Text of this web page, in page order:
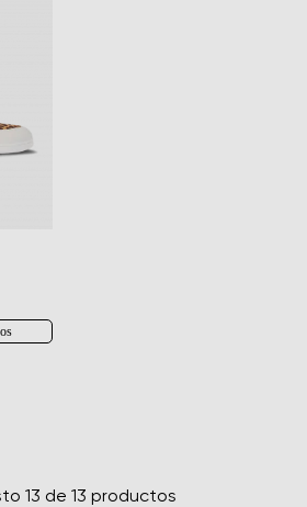
13 de 13 productos